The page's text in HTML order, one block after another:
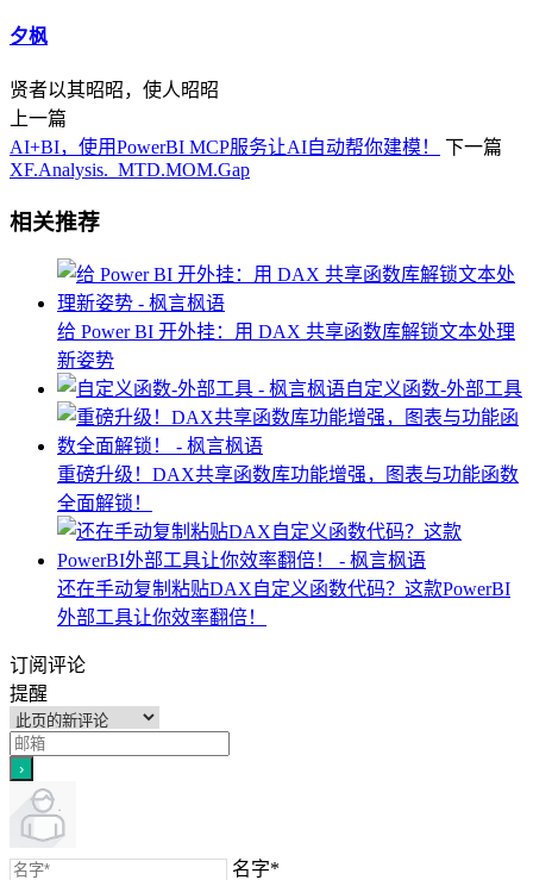
夕枫
贤者以其昭昭，使人昭昭
上一篇
AI+BI，使用PowerBI MCP服务让AI自动帮你建模！
下一篇
XF.Analysis._MTD.MOM.Gap
相关推荐
给 Power BI 开外挂：用 DAX 共享函数库解锁文本处理
新姿势
自定义函数-外部工具
重磅升级！DAX共享函数库功能增强，图表与功能函数
全面解锁！
还在手动复制粘贴DAX自定义函数代码？这款PowerBI
外部工具让你效率翻倍！
订阅评论
提醒
名字*